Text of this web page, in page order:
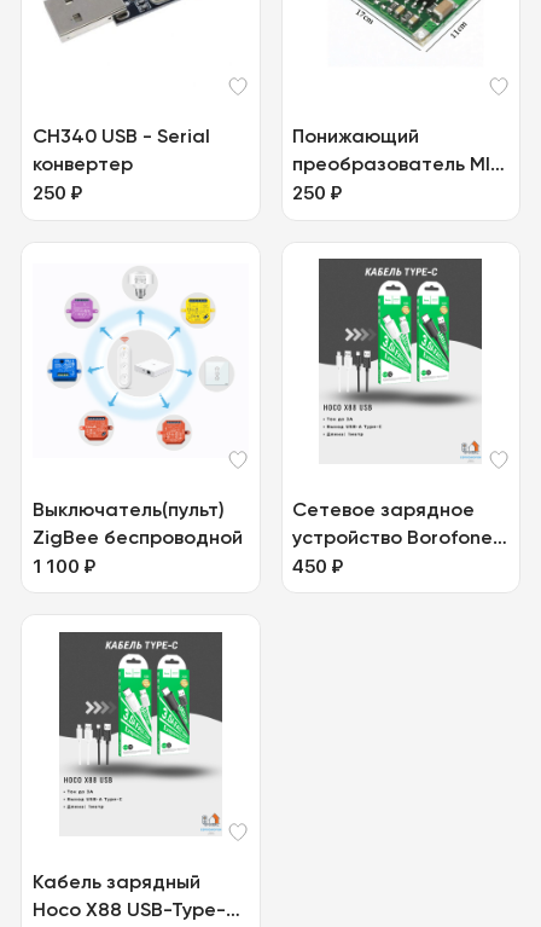
CH340 USB - Serial
конвертер
250 ₽
Понижающий
преобразователь MINI
DC-DC 5-23 В
250 ₽
Выключатель(пульт)
ZigBee беспроводной
1 100 ₽
Сетевое зарядное
устройство Borofone
BAS11A
450 ₽
Кабель зарядный
Hoco X88 USB-Type-C